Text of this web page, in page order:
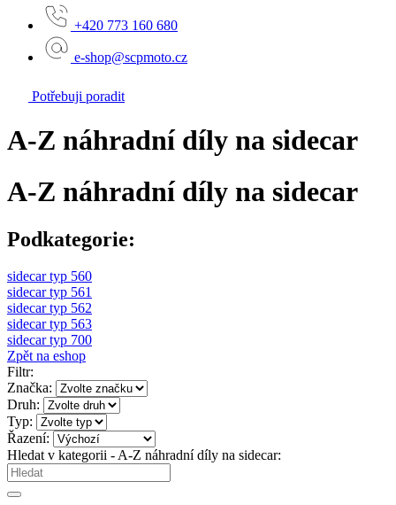
+420 773 160 680
e-shop@scpmoto.cz
Potřebuji poradit
A-Z náhradní díly na sidecar
A-Z náhradní díly na sidecar
Podkategorie:
sidecar typ 560
sidecar typ 561
sidecar typ 562
sidecar typ 563
sidecar typ 700
Zpět na eshop
Filtr:
Značka:
Druh:
Typ:
Řazení:
Hledat v kategorii - A-Z náhradní díly na sidecar: